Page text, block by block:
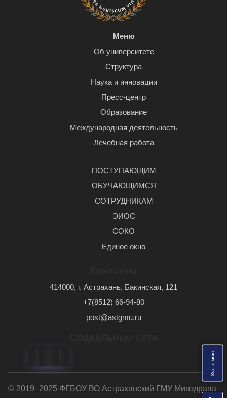
О
б
р
а
т
н
а
я
с
в
я
з
ь
Меню
Об университете
Структура
Наука и инновации
Пресс-центр
Образование
Международная деятельность
Лечебная работа
ПОСТУПАЮЩИМ
ОБУЧАЮЩИМСЯ
СОТРУДНИКАМ
ЭИОС
СОКО
Единое окно
414000, г. Астрахань, Бакинская, 121
+7(8512) 66-94-80
post@astgmu.ru
© 2019–2025 ФГБОУ ВО Астраханский ГМУ Минздрава